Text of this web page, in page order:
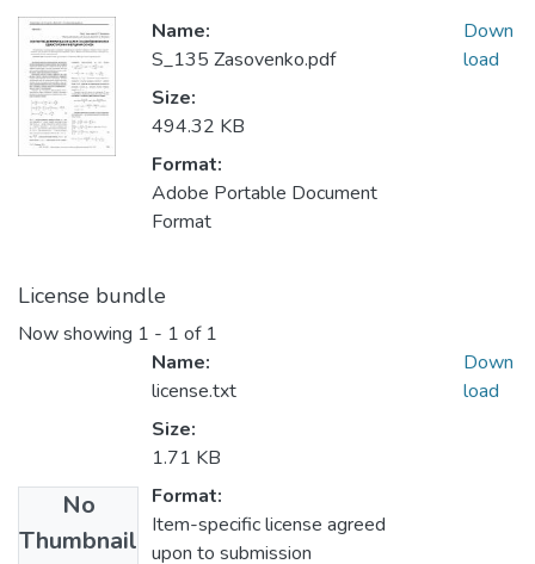
Name:
S_135 Zasovenko.pdf
Size:
494.32 KB
Format:
Adobe Portable Document
Format
Down
load
License bundle
Now showing 1 - 1 of 1
No
Thumbnail
Name:
license.txt
Size:
1.71 KB
Format:
Item-specific license agreed
upon to submission
Down
load